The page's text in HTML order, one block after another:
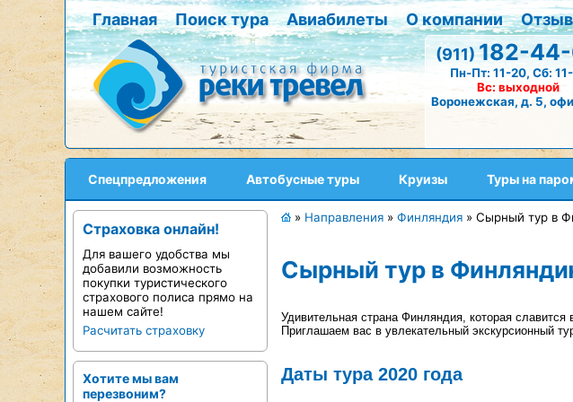
Главная Поиск тура Авиабилеты О компании
(911)182-
Пн-Пт: 11-20, Сб:
Вс: выходной
Воронежская, д. 5,
Спецпредложения Автобусные туры Круизы Туры на
Страховка онлайн!
Для вашего удобства мы
добавили возможность
покупки туристического
страхового полиса прямо на
нашем сайте!
Расчитать страховку
Хотите мы вам
перезвоним?
» Направления » Финляндия » Сырный тур в
Сырный тур в
Удивительная страна Финляндия, которая
Приглашаем вас в увлекательный экскурсионный
Даты тура 2020 года